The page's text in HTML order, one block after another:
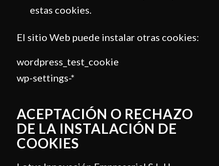
estas cookies.
El sitio Web puede instalar otras cookies:
wordpress_test_cookie
wp-settings-*
ACEPTACIÓN O RECHAZO
DE LA INSTALACIÓN DE
COOKIES